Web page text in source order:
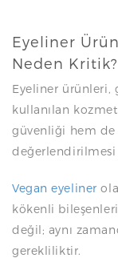
Eyeliner
Neden Kritik?
Eyeliner ürünleri,
kullanılan
güvenliği hem de
değerlendirilmesi
Vegan eyeliner
kökenli
değil; aynı
gerekliliktir.